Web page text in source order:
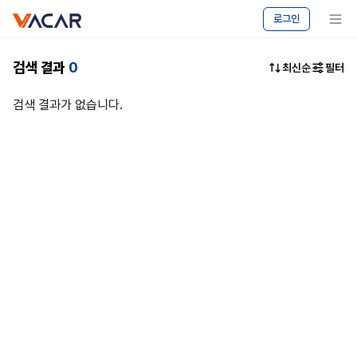
로그인
메뉴 보기
마켓
캠핑카
승용차
검색 결과 0 최신순 필터
검색 결과가 없습니다.